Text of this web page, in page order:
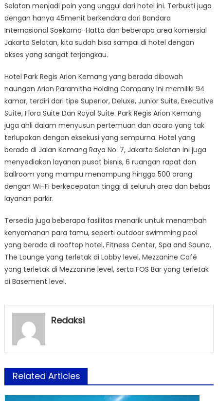
Selatan menjadi poin yang unggul dari hotel ini. Terbukti juga
dengan hanya 45menit berkendara dari Bandara
Internasional Soekarno-Hatta dan beberapa area komersial
Jakarta Selatan, kita sudah bisa sampai di hotel dengan
akses yang sangat terjangkau.
Hotel Park Regis Arion Kemang yang berada dibawah
naungan Arion Paramitha Holding Company Ini memiliki 94
kamar, terdiri dari tipe Superior, Deluxe, Junior Suite, Executive
Suite, Flora Suite Dan Royal Suite. Park Regis Arion Kemang
juga ahli dalam menyusun pertemuan dan acara yang tak
terlupakan dengan eksekusi yang sempurna. Hotel yang
berada di Jalan Kemang Raya No. 7, Jakarta Selatan ini juga
menyediakan layanan pusat bisnis, 6 ruangan rapat dan
ballroom yang mampu menampung hingga 500 orang
dengan Wi-Fi berkecepatan tinggi di seluruh area dan bebas
layanan parkir.
Tersedia juga beberapa fasilitas menarik untuk menambah
kenyamanan para tamu, seperti outdoor swimming pool
yang berada di rooftop hotel, Fitness Center, Spa and Sauna,
The Lounge yang terletak di Lobby level, Mezzanine Café
yang terletak di Mezzanine level, serta FOS Bar yang terletak
di Basement level.
Redaksi
Related Articles